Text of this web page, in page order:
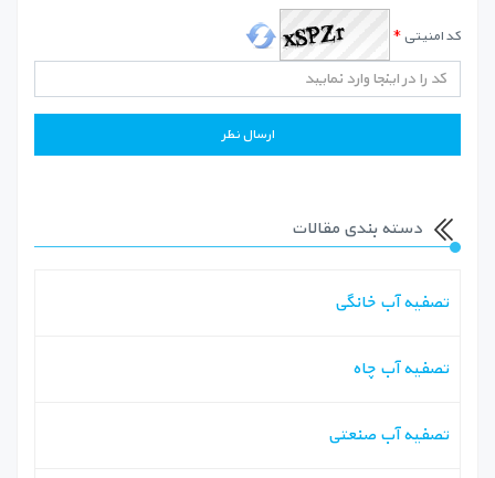
کد امنیتی*
دسته بندی مقالات
تصفیه آب خانگی
تصفیه آب چاه
تصفیه آب صنعتی